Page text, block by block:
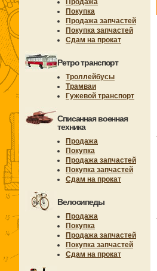
Продажа
Покупка
Продажа запчастей
Покупка запчастей
Сдам на прокат
Ретро транспорт
Троллейбусы
Трамваи
Гужевой транспорт
Списанная военная
техника
Продажа
Покупка
Продажа запчастей
Покупка запчастей
Сдам на прокат
Велосипеды
Продажа
Покупка
Продажа запчастей
Покупка запчастей
Сдам на прокат